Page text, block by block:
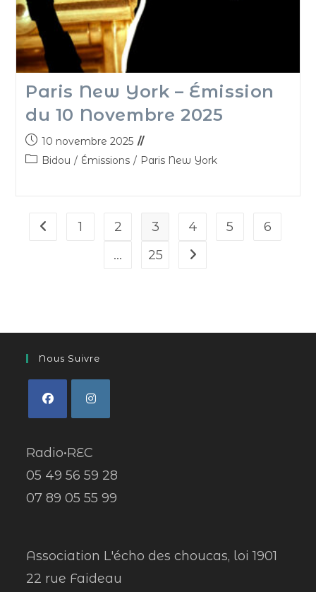
Paris New York – Émission
du 10 Novembre 2025
10 novembre 2025
Bidou / Émissions / Paris New York
1 2 3 4 5
6
…
25
Nous Suivre
Radio•REC
05 49 56 59 28
07 89 05 55 99
Association L'écho des choucas, loi 1901
22 rue Faideau